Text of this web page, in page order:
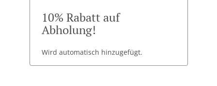
10% Rabatt auf
Abholung!
Wird automatisch hinzugefügt.